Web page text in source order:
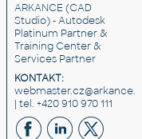
ARKANCE (CAD
Studio) - Autodesk
Platinum Partner &
Training Center &
Services Partner
KONTAKT:
| tel. +420 910 970 111